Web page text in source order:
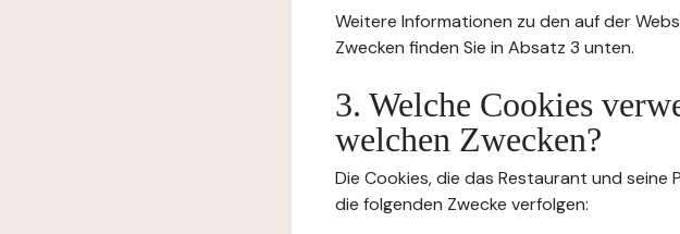
Weitere Informationen zu den auf der
Zwecken finden Sie in Absatz 3 unten.
3. Welche Cookies
welchen Zwecken?
Die Cookies, die das Restaurant und seine
die folgenden Zwecke verfolgen: